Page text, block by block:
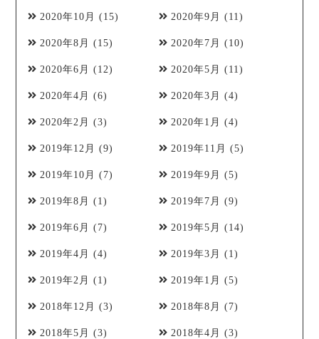
2020年10月 (15) 2020年9月 (11)
2020年8月 (15) 2020年7月 (10)
2020年6月 (12) 2020年5月 (11)
2020年4月 (6) 2020年3月 (4)
2020年2月 (3) 2020年1月 (4)
2019年12月 (9) 2019年11月 (5)
2019年10月 (7) 2019年9月 (5)
2019年8月 (1) 2019年7月 (9)
2019年6月 (7) 2019年5月 (14)
2019年4月 (4) 2019年3月 (1)
2019年2月 (1) 2019年1月 (5)
2018年12月 (3) 2018年8月 (7)
2018年5月 (3) 2018年4月 (3)